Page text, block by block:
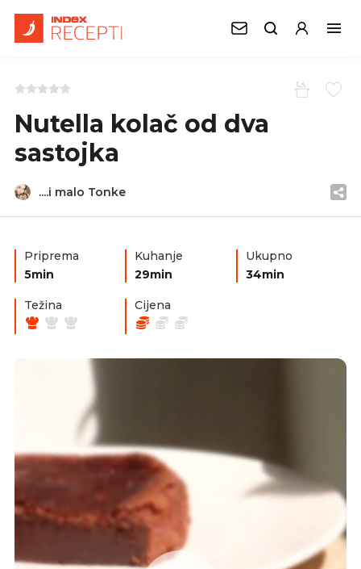
Nutella kolač od dva
sastojka
....i malo Tonke
Priprema
5min
Kuhanje
29min
Ukupno
34min
Težina Cijena